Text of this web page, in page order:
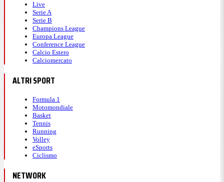
Live
Serie A
Serie B
Champions League
Europa League
Conference League
Calcio Estero
Calciomercato
ALTRI SPORT
Formula 1
Motomondiale
Basket
Tennis
Running
Volley
eSports
Ciclismo
NETWORK